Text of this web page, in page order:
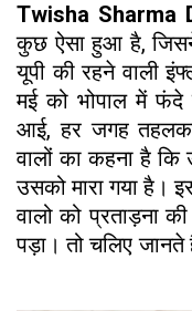
Twisha Sharma
कुछ ऐसा हुआ है, जिसने
यूपी की रहने वाली
मई को भोपाल में
आई, हर जगह तहलका
वालों का कहना है
उसको मारा गया है।
वालो को प्रताड़ना
पड़ा। तो चलिए